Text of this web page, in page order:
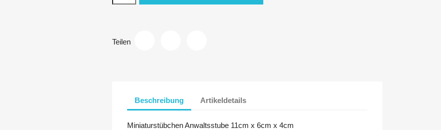
Teilen
Beschreibung Artikeldetails
Miniaturstübchen Anwaltsstube 11cm x 6cm x 4cm